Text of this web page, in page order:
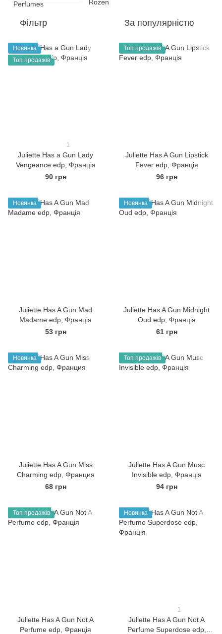
Фільтр За популярністю
Новинка
Топ продажів
1
Juliette Has a Gun Lady
Vengeance edp, Франція
90 грн
Топ продажів
Juliette Has A Gun Lipstick
Fever edp, Франція
96 грн
Новинка
Juliette Has A Gun Mad
Madame edp, Франція
53 грн
Новинка
Juliette Has A Gun Midnight
Oud edp, Франція
61 грн
Новинка
Juliette Has A Gun Miss
Charming edp, Франция
68 грн
Топ продажів
Juliette Has A Gun Musc
Invisible edp, Франція
94 грн
Топ продажів
Juliette Has A Gun Not A
Perfume edp, Франція
Новинка
1
Juliette Has A Gun Not A
Perfume Superdose edp,